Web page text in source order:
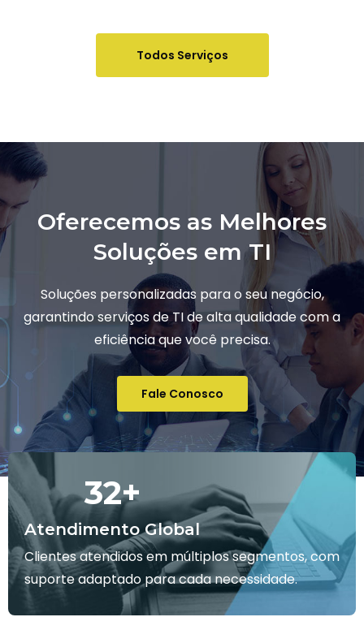
Todos Serviços
Oferecemos as Melhores
Soluções em TI
Soluções personalizadas para o seu negócio,
garantindo serviços de TI de alta qualidade com a
eficiência que você precisa.
Fale Conosco
Atendimento Global
32+
Clientes atendidos em múltiplos segmentos, com
suporte adaptado para cada necessidade.